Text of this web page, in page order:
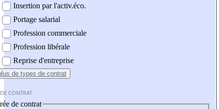
Insertion par l'activ.éco.
Portage salarial
Profession commerciale
Profession libérale
Reprise d'entreprise
de types de contrat
CONTRAT
de contrat